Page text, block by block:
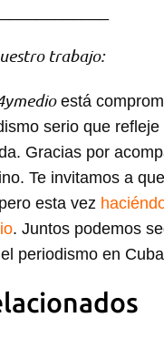
como favorito,
trabajo:
está
serio que
Gracias por
Te invitamos a
esta vez
. Juntos podemos
periodismo en